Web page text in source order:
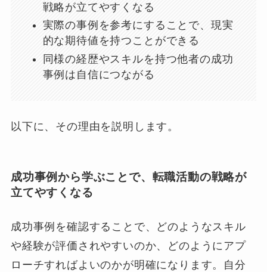
戦略が立てやすくなる
実際の事例を参考にすることで、現実
的な期待値を持つことができる
同様の経歴やスキルを持つ他者の成功
事例は自信につながる
以下に、その理由を説明します。
成功事例から学ぶことで、転職活動の戦略が
立てやすくなる
成功事例を確認することで、どのようなスキル
や経験が評価されやすいのか、どのようにアプ
ローチすればよいのかが明確になります。自分